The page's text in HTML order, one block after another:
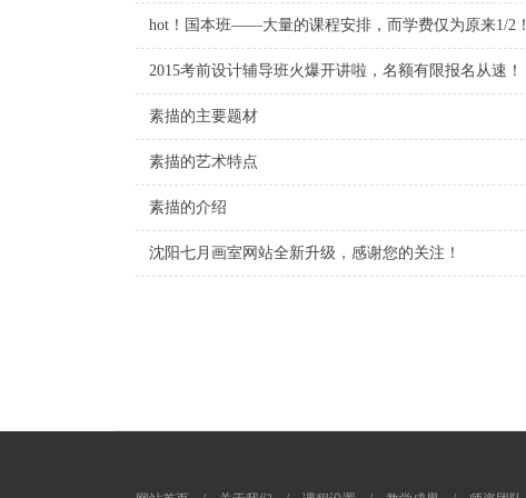
hot！国本班——大量的课程安排，而学费仅为原来1/2！
2015考前设计辅导班火爆开讲啦，名额有限报名从速！
素描的主要题材
素描的艺术特点
素描的介绍
沈阳七月画室网站全新升级，感谢您的关注！